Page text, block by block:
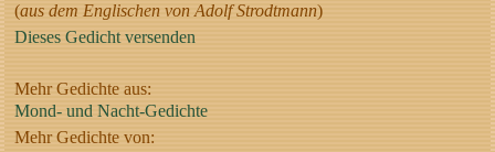
(aus dem Englischen von Adolf Strodtmann)
Dieses Gedicht versenden
Mehr Gedichte aus:
Mond- und Nacht-Gedichte
Mehr Gedichte von: